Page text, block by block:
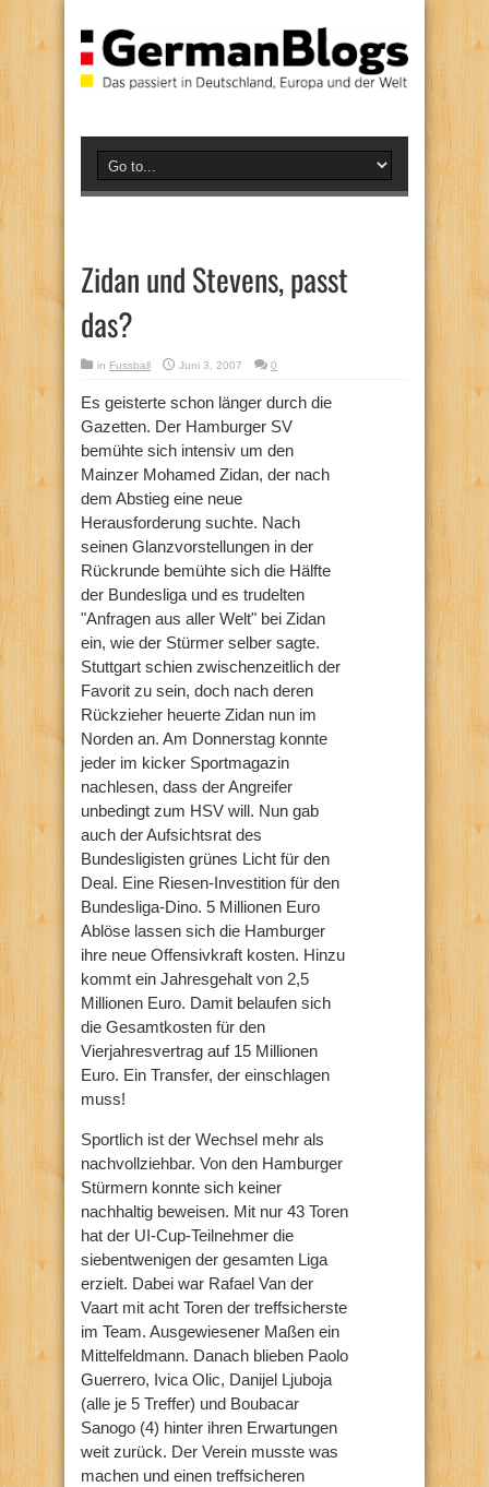
Zidan und Stevens, passt
das?
in Fussball Juni 3, 2007 0
Es geisterte schon länger durch die
Gazetten. Der Hamburger SV
bemühte sich intensiv um den
Mainzer Mohamed Zidan, der nach
dem Abstieg eine neue
Herausforderung suchte. Nach
seinen Glanzvorstellungen in der
Rückrunde bemühte sich die Hälfte
der Bundesliga und es trudelten
"Anfragen aus aller Welt" bei Zidan
ein, wie der Stürmer selber sagte.
Stuttgart schien zwischenzeitlich der
Favorit zu sein, doch nach deren
Rückzieher heuerte Zidan nun im
Norden an. Am Donnerstag konnte
jeder im kicker Sportmagazin
nachlesen, dass der Angreifer
unbedingt zum HSV will. Nun gab
auch der Aufsichtsrat des
Bundesligisten grünes Licht für den
Deal. Eine Riesen-Investition für den
Bundesliga-Dino. 5 Millionen Euro
Ablöse lassen sich die Hamburger
ihre neue Offensivkraft kosten. Hinzu
kommt ein Jahresgehalt von 2,5
Millionen Euro. Damit belaufen sich
die Gesamtkosten für den
Vierjahresvertrag auf 15 Millionen
Euro. Ein Transfer, der einschlagen
muss!
Sportlich ist der Wechsel mehr als
nachvollziehbar. Von den Hamburger
Stürmern konnte sich keiner
nachhaltig beweisen. Mit nur 43 Toren
hat der UI-Cup-Teilnehmer die
siebentwenigen der gesamten Liga
erzielt. Dabei war Rafael Van der
Vaart mit acht Toren der treffsicherste
im Team. Ausgewiesener Maßen ein
Mittelfeldmann. Danach blieben Paolo
Guerrero, Ivica Olic, Danijel Ljuboja
(alle je 5 Treffer) und Boubacar
Sanogo (4) hinter ihren Erwartungen
weit zurück. Der Verein musste was
machen und einen treffsicheren